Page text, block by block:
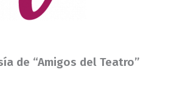
de “Amigos del Teatro”